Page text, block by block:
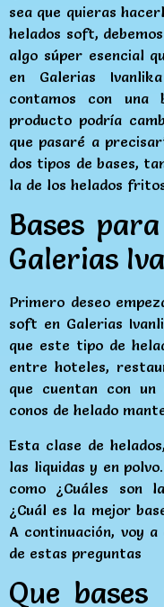
sea que quieras
helados soft,
algo súper esencial
en Galerias
contamos con una
producto podría
que pasaré a
dos tipos de bases,
la de los helados
Bases
Galerias
Primero deseo
soft en Galerias
que este tipo de
entre hoteles,
que cuentan con
conos de helado
Esta clase de
las liquidas y en
como ¿Cuáles son
¿Cuál es la mejor
A continuación, voy
de estas preguntas
Que